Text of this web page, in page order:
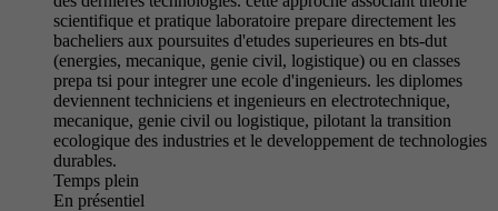
scientifique et pratique laboratoire prepare directement les
bacheliers aux poursuites d'etudes superieures en bts-dut
(energies, mecanique, genie civil, logistique) ou en classes
prepa tsi pour integrer une ecole d'ingenieurs. les diplomes
deviennent techniciens et ingenieurs en electrotechnique,
mecanique, genie civil ou logistique, pilotant la transition
ecologique des industries et le developpement de technologies
durables.
Temps plein
En présentiel